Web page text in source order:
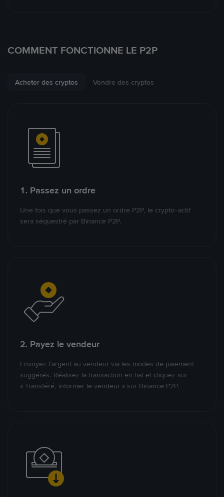
COMMENT FONCTIONNE LE P2P
Acheter des cryptos Vendre des cryptos
1. Passez un ordre
Une fois que vous passez un ordre P2P, le crypto-actif
sera séquestré par Binance P2P.
2. Payez le vendeur
Envoyez l’argent au vendeur via les modes de paiement
suggérés. Réalisez la transaction en fiat et cliquez sur
« Transféré, informer le vendeur » sur Binance P2P.